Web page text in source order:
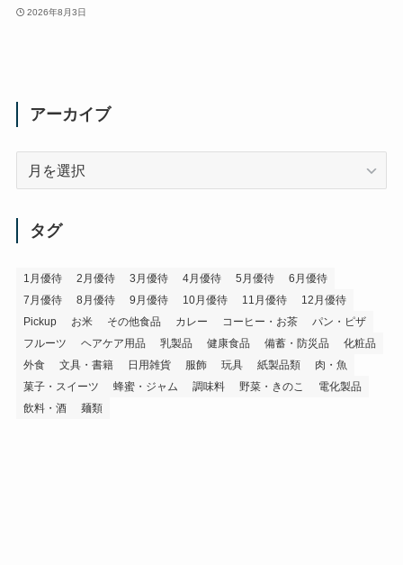
2026年8月3日
アーカイブ
タグ
1月優待 2月優待 3月優待 4月優待 5月優待
6月優待
7月優待
8月優待 9月優待 10月優待 11月優待
12月優待
Pickup
お米 その他食品 カレー コーヒー・お茶
パン・ピザ
フルーツ
ヘアケア用品 乳製品 健康食品 備蓄・防災品
化粧品
外食
文具・書籍 日用雑貨 服飾 玩具 紙製品類
肉・魚
菓子・スイーツ
蜂蜜・ジャム 調味料 野菜・きのこ
電化製品
飲料・酒
麺類